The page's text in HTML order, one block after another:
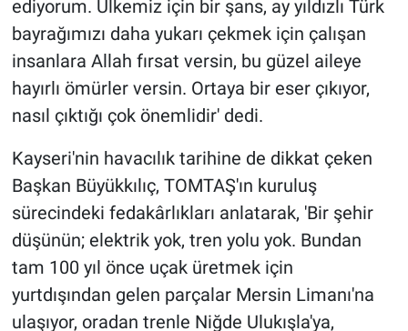
ediyorum. Ülkemiz için bir şans, ay yıldızlı Türk
bayrağımızı daha yukarı çekmek için çalışan
insanlara Allah fırsat versin, bu güzel aileye
hayırlı ömürler versin. Ortaya bir eser çıkıyor,
nasıl çıktığı çok önemlidir' dedi.
Kayseri'nin havacılık tarihine de dikkat çeken
Başkan Büyükkılıç, TOMTAŞ'ın kuruluş
sürecindeki fedakârlıkları anlatarak, 'Bir şehir
düşünün; elektrik yok, tren yolu yok. Bundan
tam 100 yıl önce uçak üretmek için
yurtdışından gelen parçalar Mersin Limanı'na
ulaşıyor, oradan trenle Niğde Ulukışla'ya,